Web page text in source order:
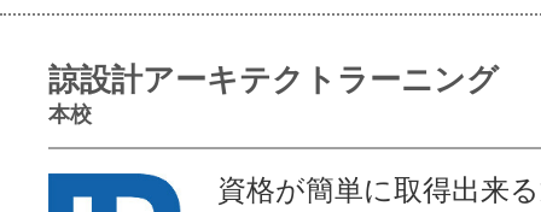
諒設計アーキテクトラーニング
本校
資格が簡単に取得出来